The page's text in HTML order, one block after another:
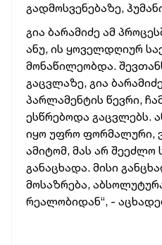
გადმოსვენებაზე,
გია ბარამიძე ამ
ანუ, ის ყოველდღიურ
მონაწილეობდა.
გაცვლაზე, გია
პარლამენტის წევრი,
ესწრებოდა გაცვლებს.
იყო უფრო ფორმალური,
ამიტომ, მას არ
განაცხადა. მისი
მოსაზრება,
რეალობიდან“, -